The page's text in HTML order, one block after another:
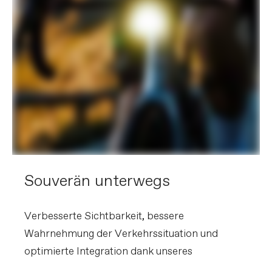
Souverän unterwegs
Verbesserte Sichtbarkeit, bessere
Wahrnehmung der Verkehrssituation und
optimierte Integration dank unseres
BITTE BEACHTE, DASS ES AUFGRUND VON
VERFÜGBARKEITEN SOWIE ANDEREN FAKTOREN ZU
VORAB NICHT ANGEKÜNDIGTEN ÄNDERUNGEN
KOMMEN KANN .